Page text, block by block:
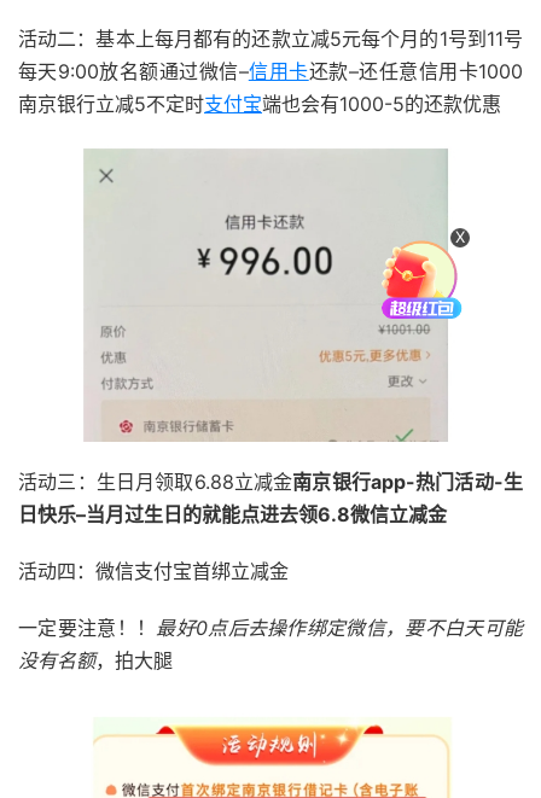
活动二：基本上每月都有的还款立减5元每个月的1号到11号
每天9:00放名额通过微信–信用卡还款–还任意信用卡1000
南京银行立减5不定时支付宝端也会有1000-5的还款优惠
活动三：生日月领取6.88立减金南京银行app-热门活动-生
日快乐–当月过生日的就能点进去领6.8微信立减金
活动四：微信支付宝首绑立减金
一定要注意！！ 最好0点后去操作绑定微信，要不白天可能
没有名额，拍大腿
X